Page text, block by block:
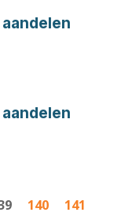
140
141